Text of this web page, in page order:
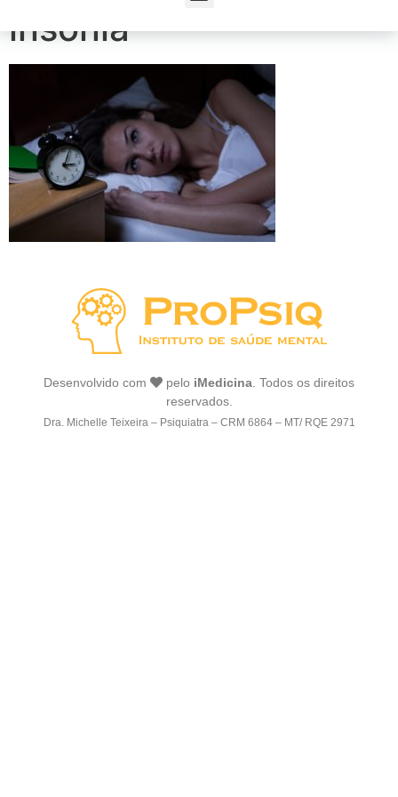
insônia
Desenvolvido com pelo iMedicina. Todos os direitos
reservados.
Dra. Michelle Teixeira – Psiquiatra – CRM 6864 – MT/ RQE 2971